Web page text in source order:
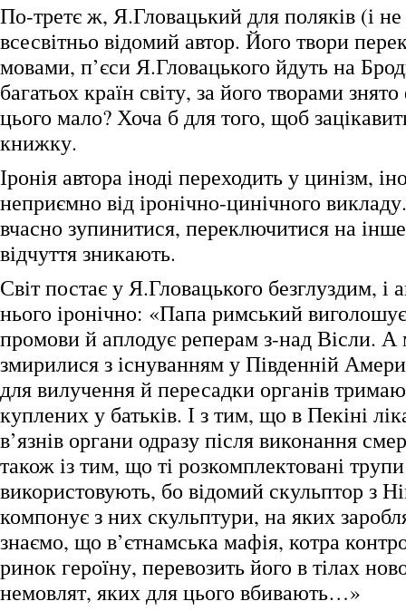
По-третє ж, Я.Гловацький для поляків (і
всесвітньо відомий автор. Його твори
мовами, п’єси Я.Гловацького йдуть на
багатьох країн світу, за його творами
цього мало? Хоча б для того, щоб
книжку.
Іронія автора іноді переходить у цинізм,
неприємно від іронічно-цинічного
вчасно зупинитися, переключитися на
відчуття зникають.
Світ постає у Я.Гловацького безглуздим, і
нього іронічно: «Папа римський
промови й аплодує реперам з-над Вісли. А
змирилися з існуванням у Південній
для вилучення й пересадки органів
куплених у батьків. І з тим, що в Пекіні
в’язнів органи одразу після виконання
також із тим, що ті розкомплектовані
використовують, бо відомий скульптор з
компонує з них скульптури, на яких
знаємо, що в’єтнамська мафія, котра
ринок героїну, перевозить його в тілах
немовлят, яких для цього вбивають…»